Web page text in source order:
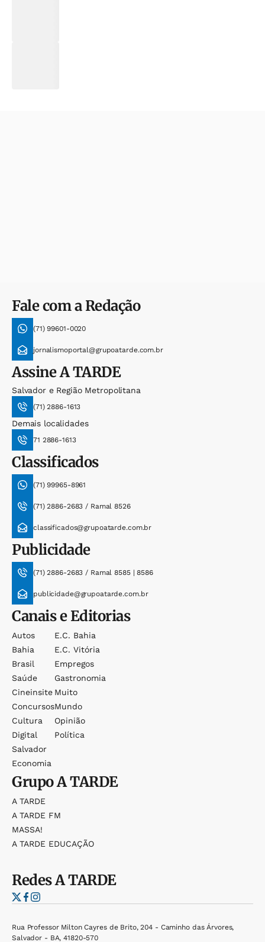
Fale com a Redação
(71) 99601-0020
jornalismoportal@grupoatarde.com.br
AssineA TARDE
Salvador e Região Metropolitana
(71) 2886-1613
Demais localidades
71 2886-1613
Classificados
(71) 99965-8961
(71) 2886-2683 / Ramal 8526
classificados@grupoatarde.com.br
Publicidade
(71) 2886-2683 / Ramal 8585 | 8586
publicidade@grupoatarde.com.br
Canais e Editorias
Autos
Bahia
Brasil
Saúde
Cineinsite
Concursos
Cultura
Digital
Salvador
Economia
E.c. Bahia
E.c. Vitória
Empregos
Gastronomia
Muito
Mundo
Opinião
Política
GrupoA TARDE
A TARDE
A TARDE FM
MASSA!
A TARDE EDUCAÇÃO
RedesA TARDE
Rua Professor Milton Cayres de Brito, 204 - Caminho das Árvores,
Salvador - BA, 41820-570